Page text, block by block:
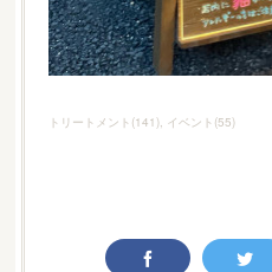
トリートメント (141) イベント (55)